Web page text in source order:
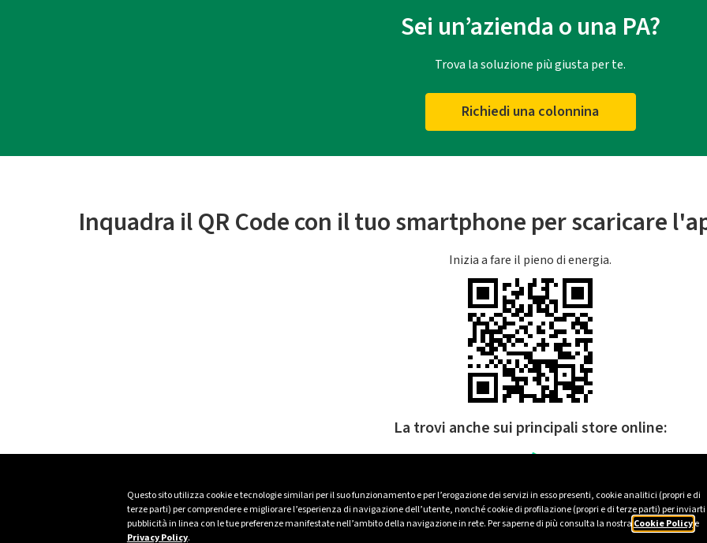
Questo sito utilizza cookie e tecnologie similari per il suo funzionamento e per l’erogazione dei servizi in esso presenti, cookie analitici (propri e di
terze parti) per comprendere e migliorare l’esperienza di navigazione dell’utente, nonché cookie di profilazione (propri e di terze parti) per inviarti
pubblicità in linea con le tue preferenze manifestate nell’ambito della navigazione in rete. Per saperne di più consulta la nostra Cookie Policye
Privacy Policy.
Sei un’azienda o una PA?
Trova la soluzione più giusta per te.
Richiedi una colonnina
Inquadra il QR Code con il tuo smartphone per scaricare
Inizia a fare il pieno di energia.
La trovi anche sui principali store online: